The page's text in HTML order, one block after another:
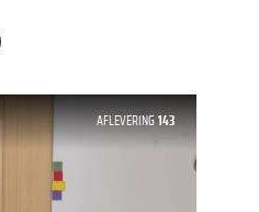
AFLEVERING 143